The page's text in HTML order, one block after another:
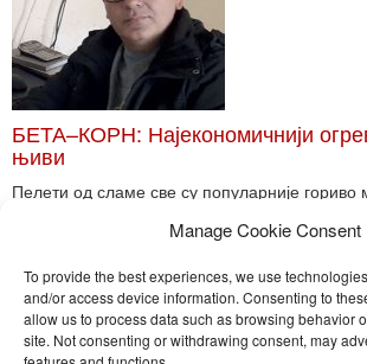
Manage Cookie Consent
To provide the best experiences, we use
and/or access device information. Consenting to
allow us to process data such as browsing behavior
site. Not consenting or withdrawing consent, may
БЕТА–КОРН: Најекономичнији
њиви
Пелети од сламе све су популарније